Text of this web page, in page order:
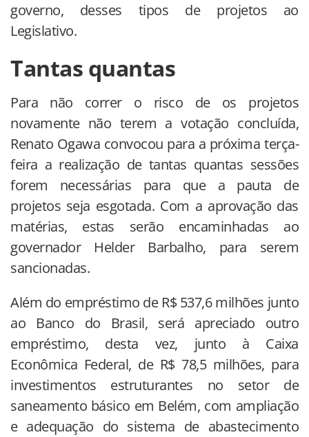
governo, desses tipos de projetos ao
Legislativo.
Tantas quantas
Para não correr o risco de os projetos
novamente não terem a votação concluída,
Renato Ogawa convocou para a próxima terça-
feira a realização de tantas quantas sessões
forem necessárias para que a pauta de
projetos seja esgotada. Com a aprovação das
matérias, estas serão encaminhadas ao
governador Helder Barbalho, para serem
sancionadas.
Além do empréstimo de R$ 537,6 milhões junto
ao Banco do Brasil, será apreciado outro
empréstimo, desta vez, junto à Caixa
Econômica Federal, de R$ 78,5 milhões, para
investimentos estruturantes no setor de
saneamento básico em Belém, com ampliação
e adequação do sistema de abastecimento